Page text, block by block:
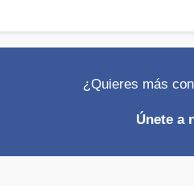
¿Quieres más
Únete a